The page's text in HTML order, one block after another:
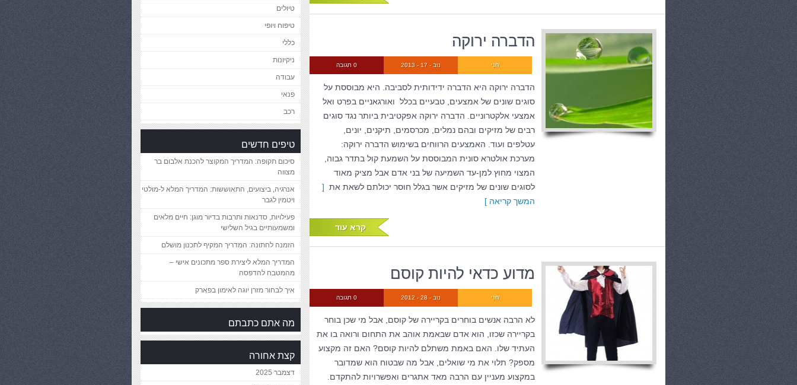
הדברה ירוקה
0 תגובה נוב - 17 - 2013 חני
הדברה ירוקה היא הדברה ידידותית לסביבה. היא מבוססת על
סוגים שונים של אמצעים, טבעיים בכלל ואורגאניים בפרט ואל
אמצעי אלקטרוניים. הדברה ירוקה אפקטיבית ביותר נגד סוגים
רבים של מזיקים ובהם נמלים, מכרסמים, תיקנים, יונים,
עטלפים ועוד. האמצעים הרווחים בשימוש הדברה ירוקה:
מערכת אולטרא סונית המבוססת על השמעת קול בתדר גבוה,
המצוי מחוץ למן-עד השמיעה של בני אדם אבל מציק מאוד
לסוגים שונים של מזיקים אשר בגלל חוסר יכולתם לשאת את [
המשך קריאה ]
קרא עוד
מדוע כדאי להיות קוסם
0 תגובה נוב - 28 - 2012 חני
לא הרבה אנשים בוחרים בקריירה של קוסם, אבל מי שכן בוחר
בקריירה שכזו, הוא אדם שבאמת אוהב את התחום ורואה בו את
העתיד שלו. האם באמת משתלם להיות קוסם? האם זה מקצוע
מספק? תלוי את מי שואלים, אבל מה שבטוח הוא שמדובר
במקצוע מעניין עם הרבה מאד אתגרים ואפשרויות להתקדם.
טיולים
טיפוח ויופי
כללי
ניקיונות
עבודה
פנאי
רכב
טיפים חדשים
סיכום תקופה: המדריך המקוצר להכנת אלבום בר
מצווה
אנרגיה, ביצועים, התאוששות: המדריך המלא ל-מולטי
ויטמין לגבר
פעילויות, סדנאות ותרבות בדיור מוגן: חיים מלאים
ומשמעותיים בגיל השלישי
הזמנה לחתונה: המדריך המקיף לתכנון מושלם
המדריך המלא ליצירת ספר מתכונים אישי –
מהמטבח להדפסה
איך לבחור מזרן יוגה לאימון בפארק
מה אתם כתבתם
קצת אחורה
דצמבר 2025